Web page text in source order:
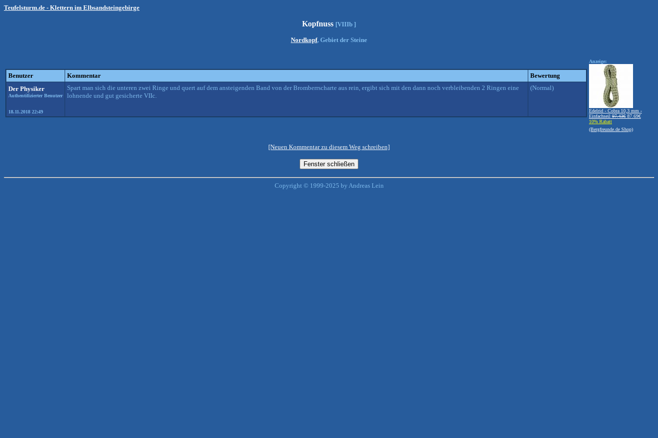
Teufelsturm.de - Klettern im Elbsandsteingebirge
Kopfnuss [VIIIb ]
Nordkopf, Gebiet der Steine
Benutzer Kommentar
Bewertung
Der Physiker
Authentifizierter Benutzer
18.11.2018 22:49
Spart man sich die unteren zwei Ringe und quert auf dem ansteigenden Band von der Bromberrscharte aus rein, ergibt sich mit den dann noch verbleibenden 2 Ringen eine
lohnende und gut gesicherte VIIc.
(Normal)
Anzeige:
Edelrid - Cobra 10,3 mm -
Einfachseil 97.43€ 87.69€
10% Rabatt
(Bergfreunde.de Shop)
[Neuen Kommentar zu diesem Weg schreiben]
Copyright © 1999-2025 by Andreas Lein